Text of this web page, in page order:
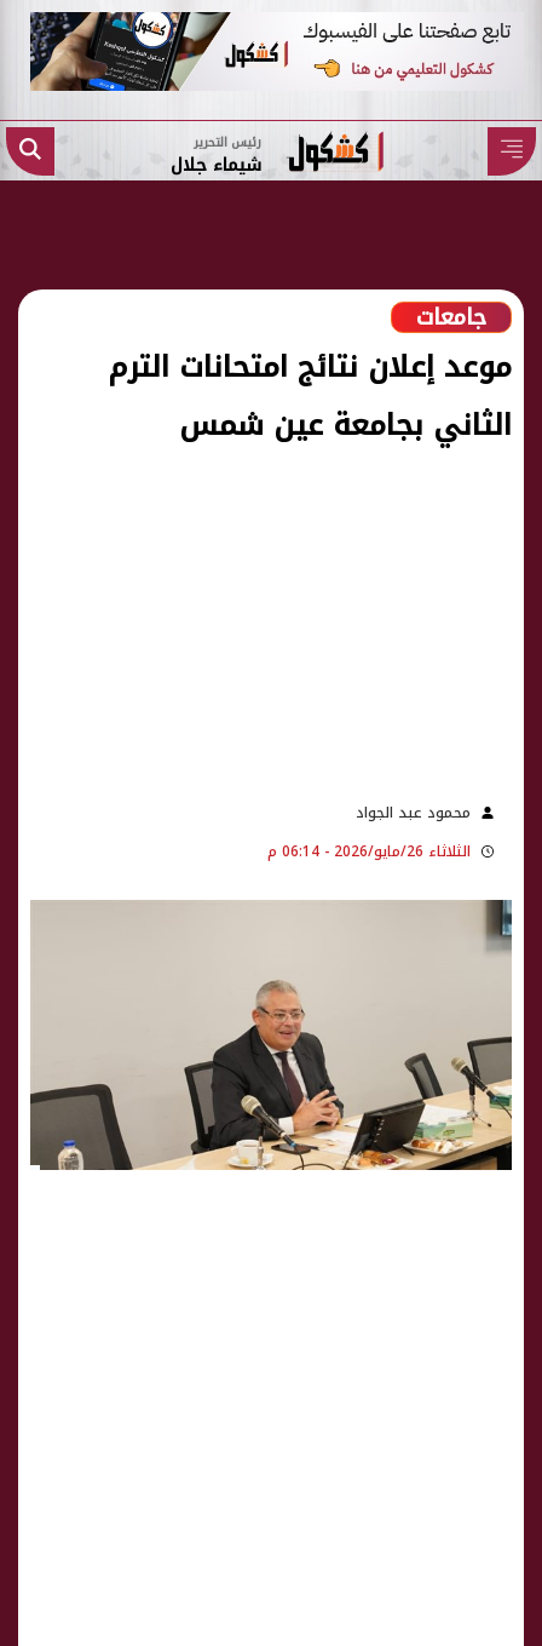
رئيس التحرير
شيماء جلال
جامعات
موعد إعلان نتائج امتحانات الترم
الثاني بجامعة عين شمس
محمود عبد الجواد
الثلاثاء 26/مايو/2026 - 06:14 م